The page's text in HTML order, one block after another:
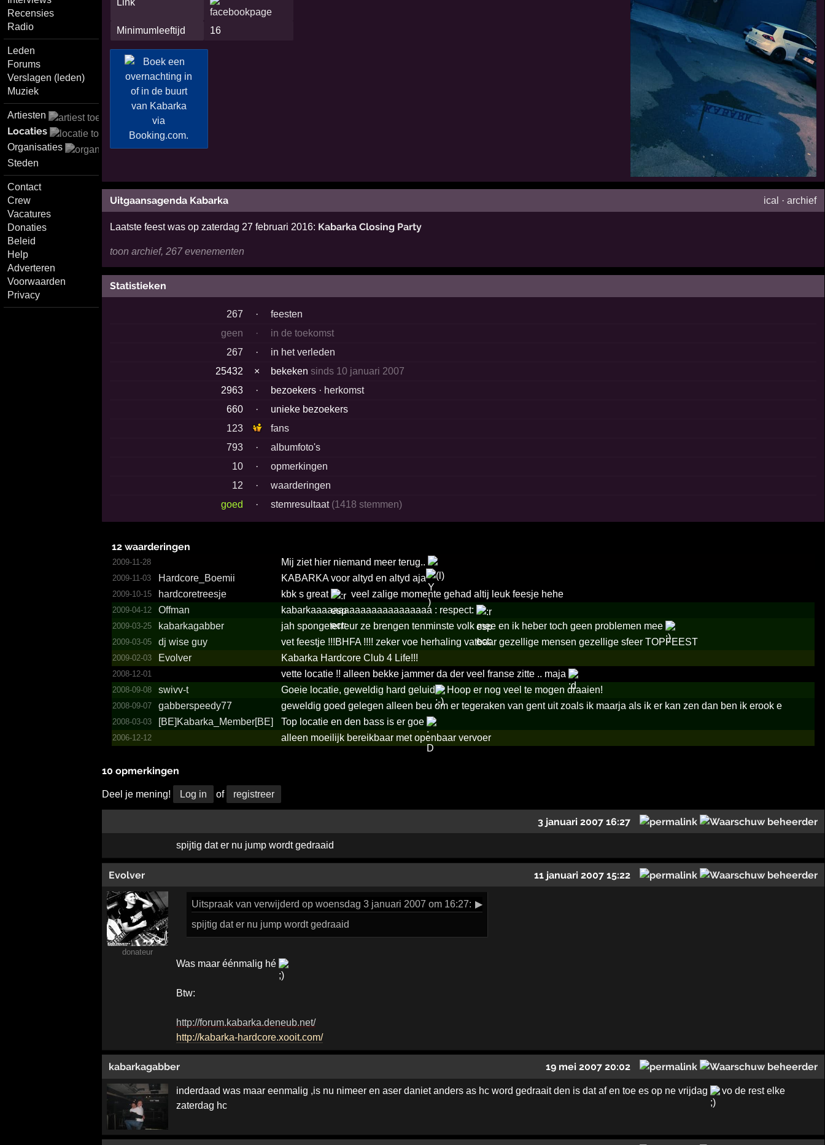
Recensies
Radio
Leden
Forums
Verslagen (leden)
Muziek
Artiesten
Locaties
Organisaties
Steden
Contact
Crew
Vacatures
Donaties
Beleid
Help
Adverteren
Voorwaarden
Privacy
Link
Minimumleeftijd 16
Uitgaansagenda Kabarka ical ·archief
Laatste feest was op zaterdag 27 februari 2016: Kabarka Closing Party
toon archief, 267 evenementen
Statistieken
267 ·
feesten
geen
·
in de toekomst
267
·
in het verleden
25432
× bekekensinds 10 januari 2007
2963
· bezoekers · herkomst
660
·
unieke bezoekers
123
fans
793
·
albumfoto's
10
·
opmerkingen
12
·
waarderingen
goed
· stemresultaat (1418 stemmen)
12 waarderingen
2009-11-28 Mij ziet hier niemand meer terug..
2009-11-03 Hardcore_­Boemii KABARKA voor altyd en altyd aja
2009-10-15 hardco­retree­sje kbk s great veel zalige momente gehad altij leuk feesje hehe
2009-04-12 Offman kabarkaaaaaaaaaaaaaaaaaaaaaa : respect:
2009-03-25 kabark­agabbe­r jah spongeterreur ze brengen tenminste volk mee en ik heber toch geen problemen mee
2009-03-05 dj wise guy vet feestje !!!BHFA !!!! zeker voe herhaling vatbaar gezellige mensen gezellige sfeer TOPFEEST
2009-02-03 Evolver Kabarka Hardcore Club 4 Life!!!
2008-12-01 vette locatie !! alleen bekke jammer da der veel franse zitte .. maja
2008-09-08 swivv-t Goeie locatie, geweldig hard geluid Hoop er nog veel te mogen draaien!
2008-09-07 gabber­speedy­77 geweldig goed gelegen alleen beu om er tegeraken van gent uit zoals ik maarja als ik er kan zen dan ben ik erook e
2008-03-03 [BE]Ka­barka_­Member[BE] Top locatie en den bass is er goe
2006-12-12 alleen moeilijk bereikbaar met openbaar vervoer
10 opmerkingen
Deel je mening! Log in of registreer
3 januari 2007 16:27
spijtig dat er nu jump wordt gedraaid
Evolver 11 januari 2007 15:22
donateur
Uitspraakvan verwijderd op woensdag 3 januari 2007 om 16:27: ▶
spijtig dat er nu jump wordt gedraaid
Was maar éénmalig hé
Btw:
http://forum.kabarka.deneub.net/
http://kabarka-hardcore.xooit.com/
kabarkagabber 19 mei 2007 20:02
inderdaad was maar eenmalig ,is nu nimeer en aser daniet anders as hc word gedraait den is dat af en toe es op ne vrijdag
vo de rest elke
zaterdag hc